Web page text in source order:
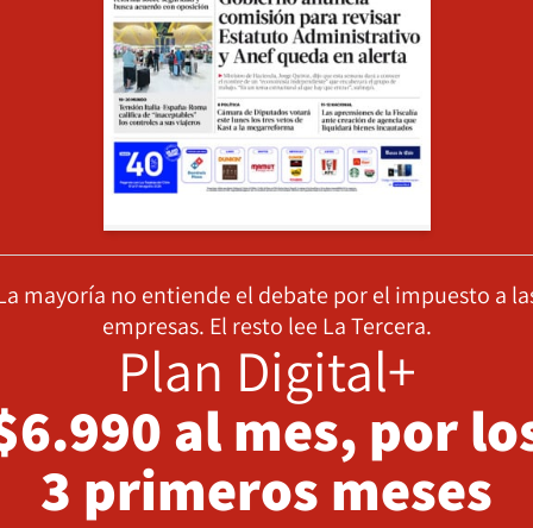
mayoría no entiende el debate por el impuesto a
empresas. El resto lee La Tercera.
Plan Digital+
al mes, por
3 primeros meses